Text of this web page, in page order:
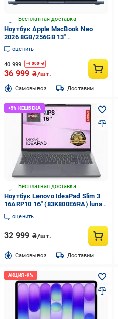
Бесплатная доставка
Ноутбук Apple MacBook Neo
2026 8GB/256GB 13"
(MHFF4UA/A) indigo
оценить
40 999 -4 000 ₴
36 999 ₴/шт.
Cамовывоз Доставим
Бесплатная доставка
Ноутбук Lenovo IdeaPad Slim 3
16ARP10 16" (83K800E6RA) luna
grey
оценить
32 999 ₴/шт.
Cамовывоз Доставим